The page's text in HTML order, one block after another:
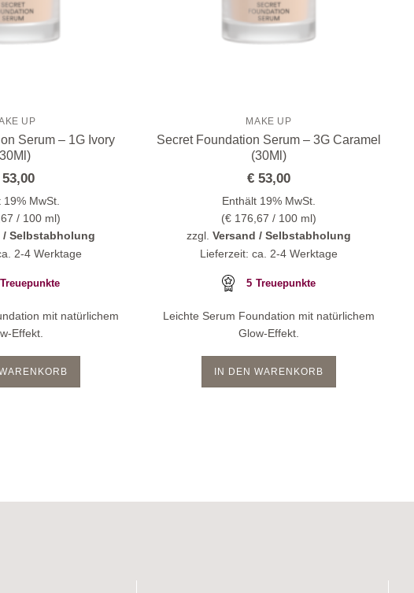
UP
Serum – 1G Ivory
53,00
19% MwSt.
/ 100 ml)
/ Selbstabholung
2-4 Werktage
Treuepunkte
mit natürlichem
Effekt.
MAKE UP
Secret Foundation Serum – 3G Caramel
(30Ml)
€ 53,00
Enthält 19% MwSt.
(€ 176,67 / 100 ml)
zzgl. Versand / Selbstabholung
Lieferzeit: ca. 2-4 Werktage
5 Treuepunkte
Leichte Serum Foundation mit natürlichem
Glow-Effekt.
IN DEN WARENKORB